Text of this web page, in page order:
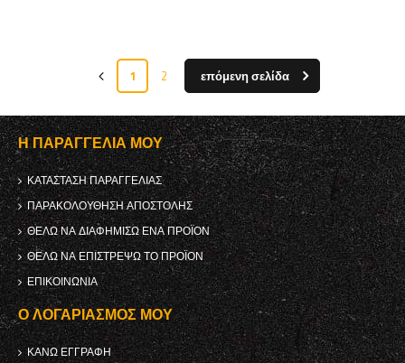
1 2 επόμενη σελίδα
Η ΠΑΡΑΓΓΕΛΊΑ ΜΟΥ
ΚΑΤΆΣΤΑΣΗ ΠΑΡΑΓΓΕΛΊΑΣ
ΠΑΡΑΚΟΛΟΎΘΗΣΗ ΑΠΟΣΤΟΛΉΣ
ΘΈΛΩ ΝΑ ΔΙΑΦΗΜΊΣΩ ΈΝΑ ΠΡΟΪΌΝ
ΘΈΛΩ ΝΑ ΕΠΙΣΤΡΈΨΩ ΤΟ ΠΡΟΪΌΝ
ΕΠΙΚΟΙΝΩΝΊΑ
Ο ΛΟΓΑΡΙΑΣΜΌΣ ΜΟΥ
ΚΑΝΩ ΕΓΓΡΑΦΗ